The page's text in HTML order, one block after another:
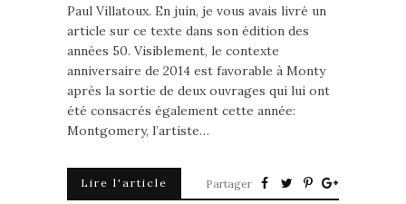
Paul Villatoux. En juin, je vous avais livré un
article sur ce texte dans son édition des
années 50. Visiblement, le contexte
anniversaire de 2014 est favorable à Monty
après la sortie de deux ouvrages qui lui ont
été consacrés également cette année:
Montgomery, l’artiste…
Lire l'article Partager